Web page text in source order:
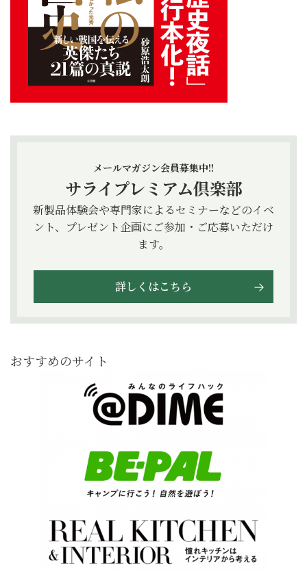
メールマガジン会員募集中!!
サライプレミアム倶楽部
新製品体験会や専門家によるセミナーなどのイベ
ント、プレゼント企画にご参加・ご応募いただけ
ます。
詳しくはこちら
おすすめのサイト